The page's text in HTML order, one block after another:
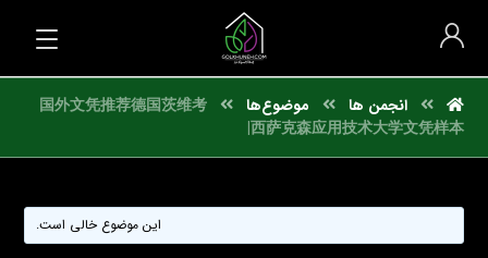
انجمن ها موضوع‌ها
国外文凭推荐德国茨维考
西萨克森应用技术大学文凭样本|
این موضوع خالی است.